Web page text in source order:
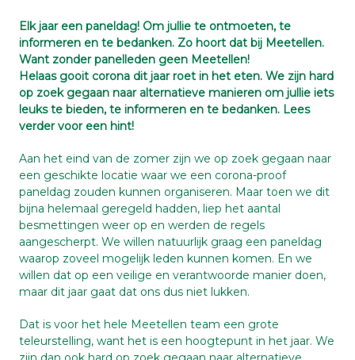
Elk jaar een paneldag! Om jullie te ontmoeten, te
informeren en te bedanken. Zo hoort dat bij Meetellen.
Want zonder panelleden geen Meetellen!
Helaas gooit corona dit jaar roet in het eten. We zijn hard
op zoek gegaan naar alternatieve manieren om jullie iets
leuks te bieden, te informeren en te bedanken. Lees
verder voor een hint!
Aan het eind van de zomer zijn we op zoek gegaan naar
een geschikte locatie waar we een corona-proof
paneldag zouden kunnen organiseren. Maar toen we dit
bijna helemaal geregeld hadden, liep het aantal
besmettingen weer op en werden de regels
aangescherpt. We willen natuurlijk graag een paneldag
waarop zoveel mogelijk leden kunnen komen. En we
willen dat op een veilige en verantwoorde manier doen,
maar dit jaar gaat dat ons dus niet lukken.
Dat is voor het hele Meetellen team een grote
teleurstelling, want het is een hoogtepunt in het jaar. We